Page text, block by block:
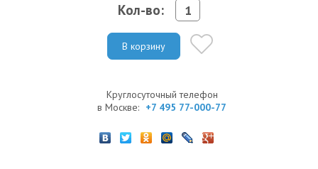
Кол-во:
В корзину
Круглосуточный телефон
в Москве: +7 495 77-000-77